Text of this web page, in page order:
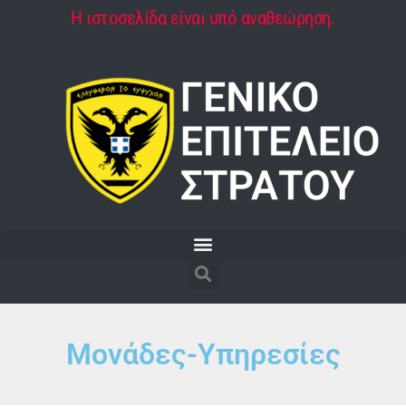
Η ιστοσελίδα είναι υπό αναθεώρηση.
Μονάδες-Υπηρεσίες